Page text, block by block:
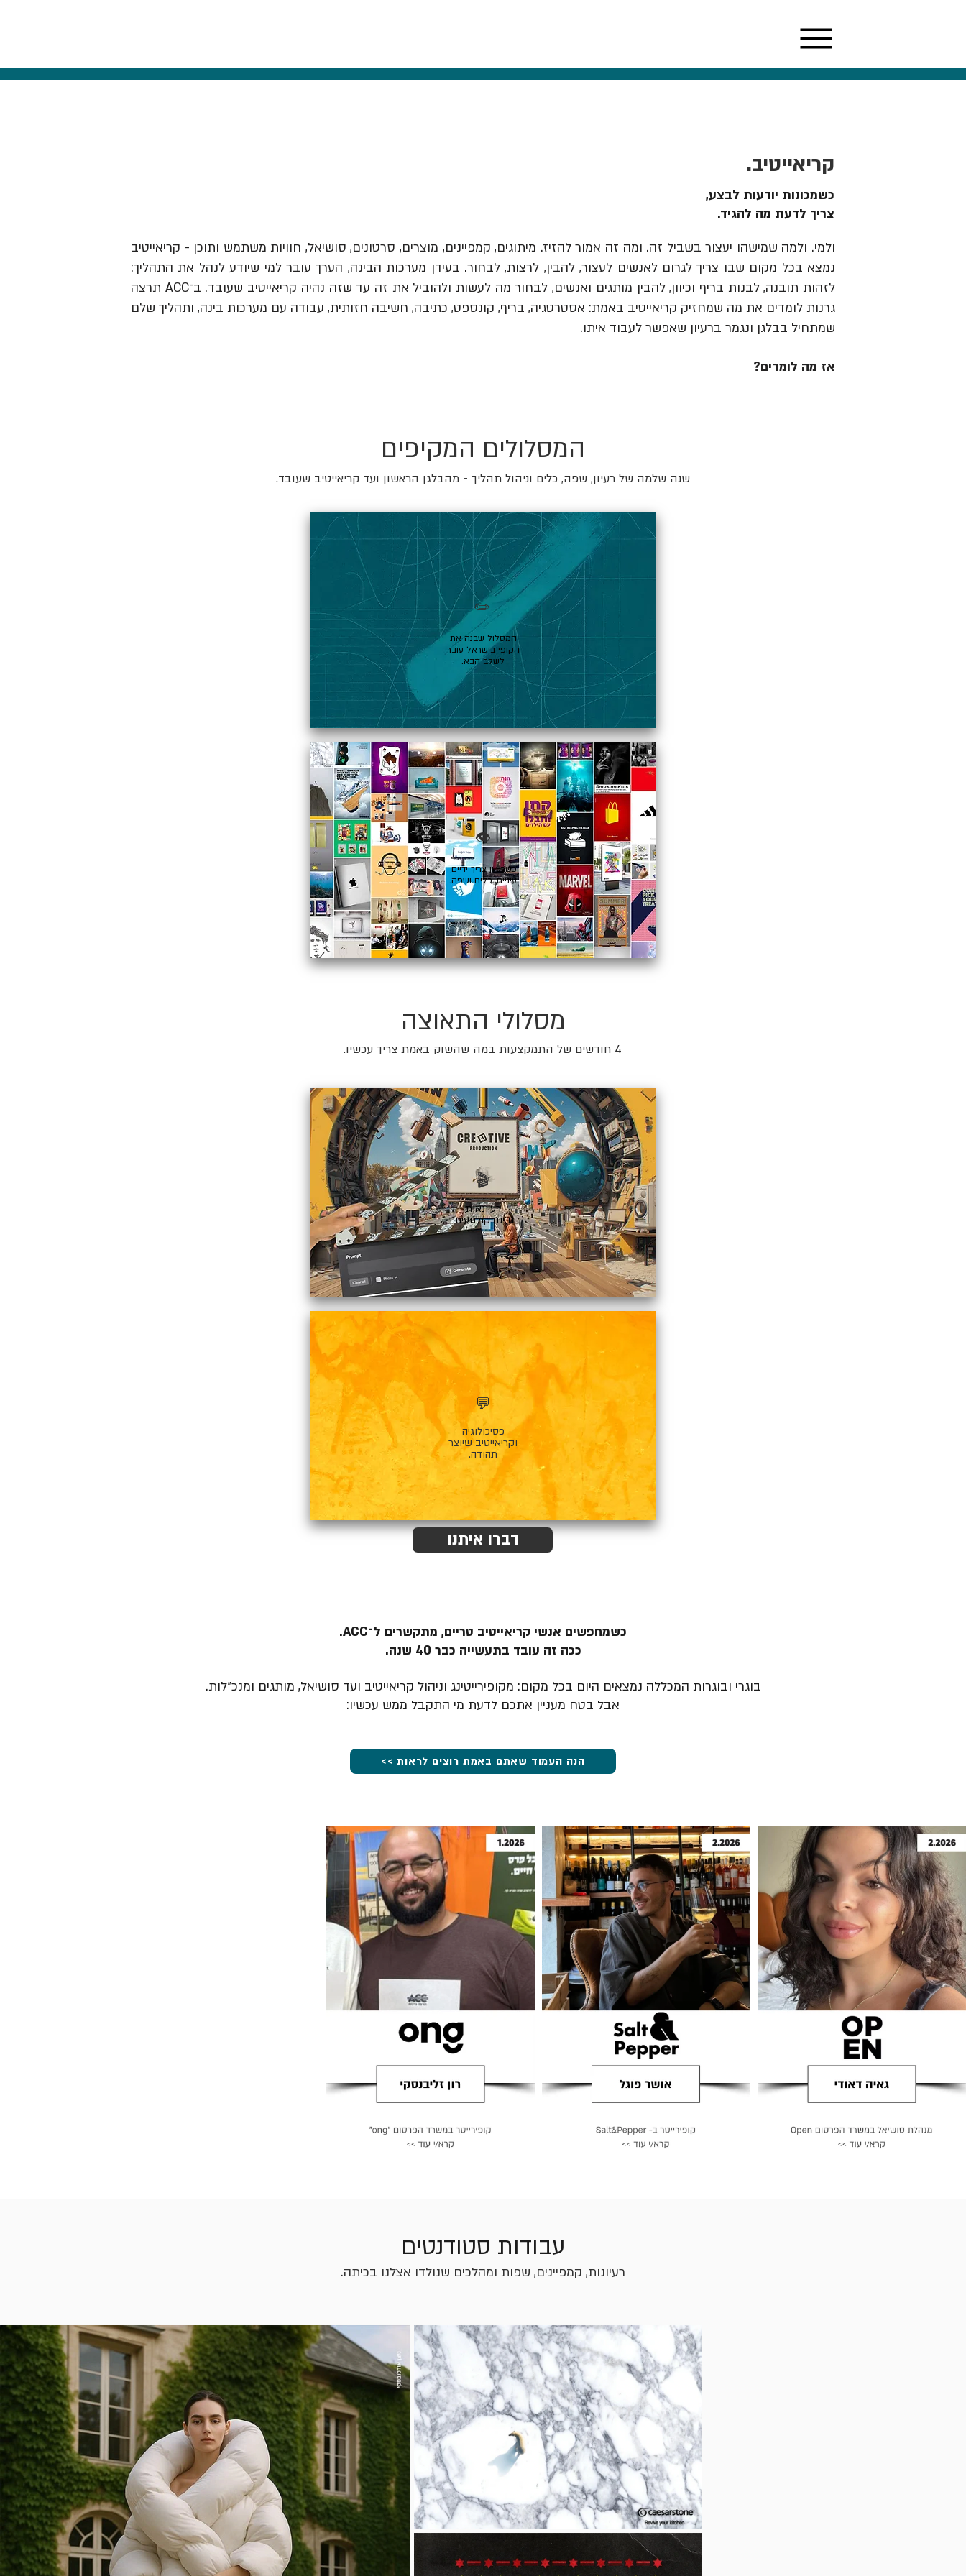
קריאייטיב.
כשמכונות יודעות לבצע,
צריך לדעת מה להגיד.
ולמי. ולמה שמישהו יעצור בשביל זה. ומה זה אמור להזיז. מיתוגים, קמפיינים, מוצרים, סרטונים, סושיאל, חוויות משתמש ותוכן - קריאייטיב
נמצא בכל מקום שבו צריך לגרום לאנשים לעצור, להבין, לרצות, לבחור. בעידן מערכות הבינה, הערך עובר למי שיודע לנהל את התהליך:
לזהות תובנה, לבנות בריף וכיוון, להבין מותגים ואנשים, לבחור מה לעשות ולהוביל את זה עד שזה נהיה קריאייטיב שעובד. ב־ACC תרצה
גרנות לומדים את מה שמחזיק קריאייטיב באמת: אסטרטגיה, בריף, קונספט, כתיבה, חשיבה חזותית, עבודה עם מערכות בינה, ותהליך שלם
שמתחיל בבלגן ונגמר ברעיון שאפשר לעבוד איתו.
אז מה לומדים?
המסלולים המקיפים
שנה שלמה של רעיון, שפה, כלים וניהול תהליך - מהבלגן הראשון ועד קריאייטיב שעובד.
✏️
המסלול שבנה את
הקופי בישראל עובר
לשלב הבא.
👁️
כשרעיון צריך ידיים,
עיניים, כלים ושפה.
מסלולי התאוצה
4 חודשים של התמקצעות במה שהשוק באמת צריך עכשיו.
🎬
רעיונאות
ובינה קולנועית.
💬
פסיכולוגיה
וקריאייטיב שיוצר
תהודה.
דברו איתנו
כשמחפשים אנשי קריאייטיב טריים, מתקשרים ל־ACC.
ככה זה עובד בתעשייה כבר 40 שנה.
בוגרי ובוגרות המכללה נמצאים היום בכל מקום: מקופירייטינג וניהול קריאייטיב ועד סושיאל, מותגים ומנכ״לות.
אבל בטח מעניין אתכם לדעת מי התקבל ממש עכשיו:
הנה העמוד שאתם באמת רוצים לראות >>
עבודות סטודנטים
רעיונות, קמפיינים, שפות ומהלכים שנולדו אצלנו בכיתה.